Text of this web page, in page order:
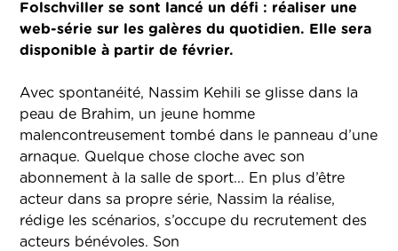
Folschviller se sont lancé un défi : réaliser une
web-série sur les galères du quotidien. Elle sera
disponible à partir de février.
Avec spontanéité, Nassim Kehili se glisse dans la
peau de Brahim, un jeune homme
malencontreusement tombé dans le panneau d’une
arnaque. Quelque chose cloche avec son
abonnement à la salle de sport... En plus d’être
acteur dans sa propre série, Nassim la réalise,
rédige les scénarios, s’occupe du recrutement des
acteurs bénévoles. Son